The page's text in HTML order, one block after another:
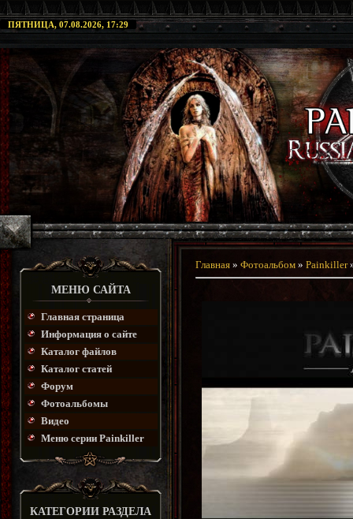
ПЯТНИЦА, 07.08.2026, 17:29
МЕНЮ САЙТА
Главная страница
Информация о сайте
Каталог файлов
Каталог статей
Форум
Фотоальбомы
Видео
Меню серии Painkiller
КАТЕГОРИИ РАЗДЕЛА
Главная » Фотоальбом » Painkiller